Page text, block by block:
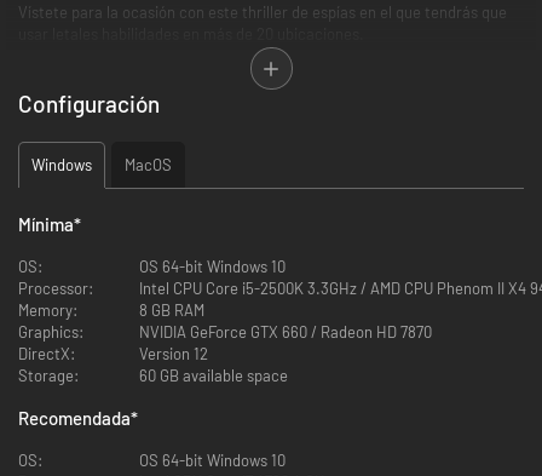
Vístete para la ocasión con este thriller de espías en el que tendrás que
y sube de nivel con misiones de lo más rejugables.
oportunidades letales.
Configuración
Windows MacOS
Mínima*
OS:
OS 64-bit Windows 10
Processor:
Intel CPU Core i5-2500K 3.3GHz / AMD CPU Phenom II X4
Memory:
8 GB RAM
Graphics:
NVIDIA GeForce GTX 660 / Radeon HD 7870
DirectX:
Version 12
Storage:
60 GB available space
Recomendada*
OS:
OS 64-bit Windows 10